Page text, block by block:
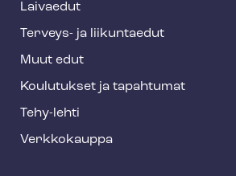
Laivaedut
Terveys- ja liikuntaedut
Muut edut
Koulutukset ja tapahtumat
Tehy-lehti
Verkkokauppa